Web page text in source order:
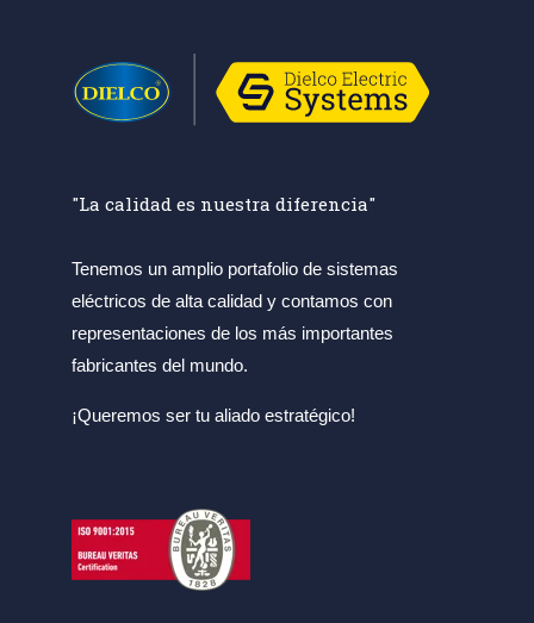
"La calidad es nuestra diferencia"
Tenemos un amplio portafolio de sistemas
eléctricos de alta calidad y contamos con
representaciones de los más importantes
fabricantes del mundo.
¡Queremos ser tu aliado estratégico!